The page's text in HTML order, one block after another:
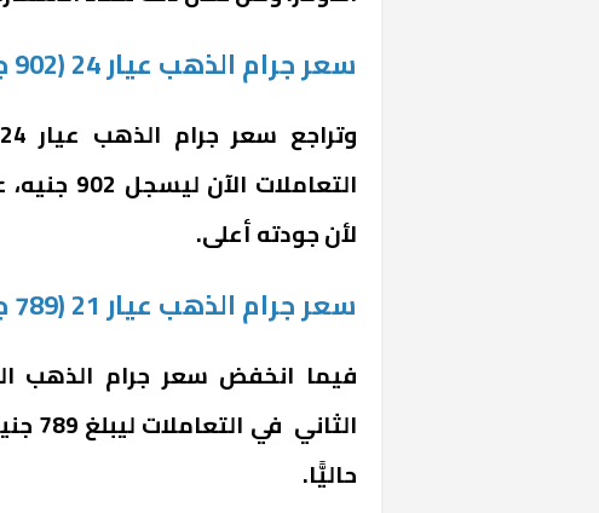
سعر جرام الذهب عيار 24 (902 جنيه)
لأن جودته أعلى.
سعر جرام الذهب عيار 21 (789 جنيها)
حاليًّا.
كان اختيار خريج
رمضان وزيرًا للإسكان